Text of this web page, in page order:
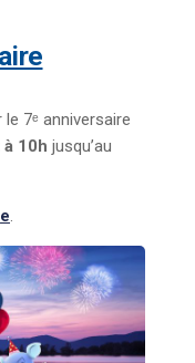
7ᵉ anniversaire
10h jusqu’au
.